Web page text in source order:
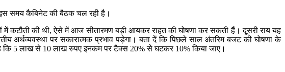
समय कैबिनेट की बैठक चल रही है।
में कटौती की थी, ऐसे में आज सीतारमण बड़ी आयकर राहत की घोषणा कर सकती हैं। दूसरी राय यह
अर्थव्यवस्था पर सकारात्मक प्रभाव पड़ेगा। बता दें कि पिछले साल अंतरिम बजट की घोषणा के
5 लाख से 10 लाख रुपए इनकम पर टैक्स 20% से घटकर 10% किया जाए।